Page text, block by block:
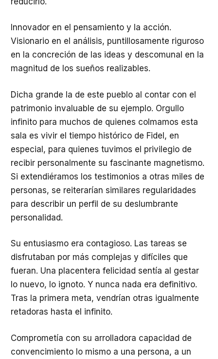
Innovador en el pensamiento y la acción.
Visionario en el análisis, puntillosamente riguroso
en la concreción de las ideas y descomunal en la
magnitud de los sueños realizables.
Dicha grande la de este pueblo al contar con el
patrimonio invaluable de su ejemplo. Orgullo
infinito para muchos de quienes colmamos esta
sala es vivir el tiempo histórico de Fidel, en
especial, para quienes tuvimos el privilegio de
recibir personalmente su fascinante magnetismo.
Si extendiéramos los testimonios a otras miles de
personas, se reiterarían similares regularidades
para describir un perfil de su deslumbrante
personalidad.
Su entusiasmo era contagioso. Las tareas se
disfrutaban por más complejas y difíciles que
fueran. Una placentera felicidad sentía al gestar
lo nuevo, lo ignoto. Y nunca nada era definitivo.
Tras la primera meta, vendrían otras igualmente
retadoras hasta el infinito.
Comprometía con su arrolladora capacidad de
convencimiento lo mismo a una persona, a un